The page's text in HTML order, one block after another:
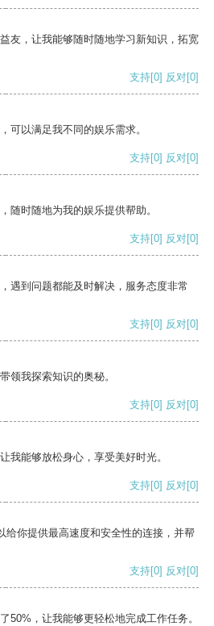
友，让我能够随时随地学习新知识，拓宽
支持[0] 反对[0]
可以满足我不同的娱乐需求。
支持[0] 反对[0]
随时随地为我的娱乐提供帮助。
支持[0] 反对[0]
遇到问题都能及时解决，服务态度非常
支持[0] 反对[0]
领我探索知识的奥秘。
支持[0] 反对[0]
我能够放松身心，享受美好时光。
支持[0] 反对[0]
给你提供最高速度和安全性的连接，并帮
支持[0] 反对[0]
50%，让我能够更轻松地完成工作任务。